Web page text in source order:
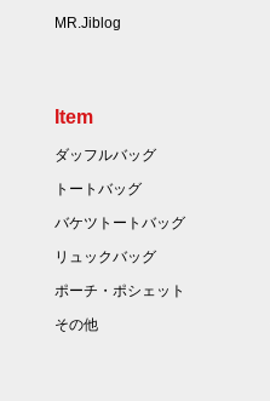
MR.Jiblog
Item
ダッフルバッグ
トートバッグ
バケツトートバッグ
リュックバッグ
ポーチ・ポシェット
その他